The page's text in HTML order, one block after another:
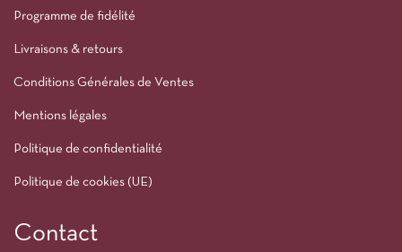
Programme de fidélité
Livraisons & retours
Conditions Générales de Ventes
Mentions légales
Politique de confidentialité
Politique de cookies (UE)
Contact